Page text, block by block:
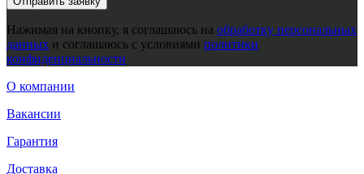
Нажимая на кнопку, я соглашаюсь на обработку персональных
данных и соглашаюсь с условиями политики
конфиденциальности
О компании
Вакансии
Гарантия
Доставка